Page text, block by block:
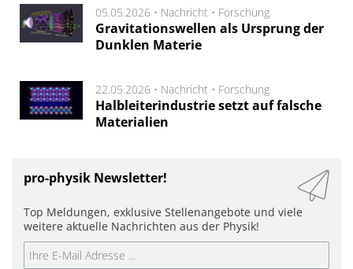
05.05.2026 • Nachricht • Forschung
Gravitationswellen als Ursprung der
Dunklen Materie
22.05.2026 • Nachricht • Forschung
Halbleiterindustrie setzt auf falsche
Materialien
pro-physik Newsletter!
Top Meldungen, exklusive Stellenangebote und viele
weitere aktuelle Nachrichten aus der Physik!